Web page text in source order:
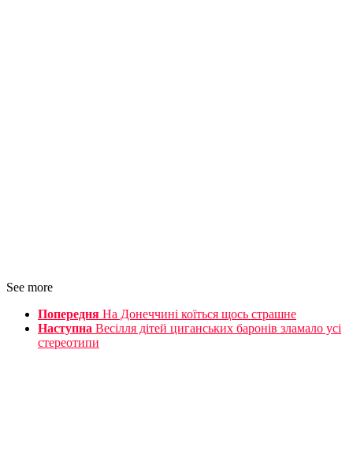
See more
Попередня На Донеччині коїться щось страшне
Наступна Весілля дітей циганських баронів зламало усі
стереотипи